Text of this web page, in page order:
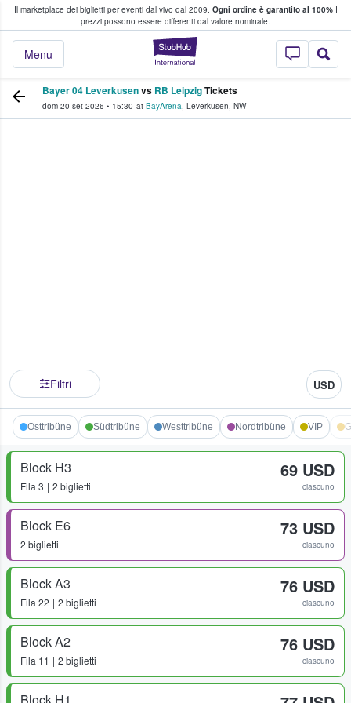
Il marketplace dei biglietti per eventi dal vivo dal 2009. Ogni ordine è garantito al 100%I
prezzi possono essere differenti dal valore nominale.
StubHub - Dove
Menu
fan comprano e vendono biglietti
Bayer 04 Leverkusenvs RB LeipzigTickets
dom 20 set 2026 • 15:30 at BayArena, Leverkusen, NW
Filtri USD
Osttribüne Südtribüne Westtribüne Nordtribüne VIP
Block H3
Fila 3 2 biglietti
69 USD
ciascuno
Block E6
2 biglietti
73 USD
ciascuno
Block A3
Fila 22 2 biglietti
76 USD
ciascuno
Block A2
Fila 11 2 biglietti
76 USD
ciascuno